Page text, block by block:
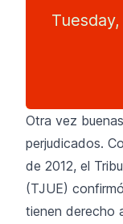
Otra vez
perjudicados.
de 2012, el
(TJUE)
tienen derecho